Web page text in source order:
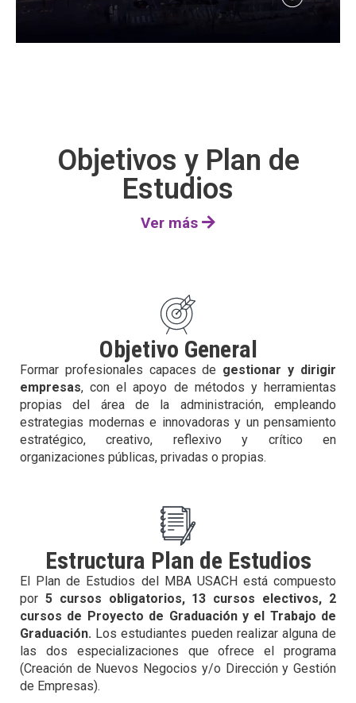
Objetivos y Plan de
Estudios
Ver más
Objetivo General
Formar profesionales capaces de gestionar y dirigir
empresas, con el apoyo de métodos y herramientas
propias del área de la administración, empleando
estrategias modernas e innovadoras y un pensamiento
estratégico, creativo, reflexivo y crítico en
organizaciones públicas, privadas o propias.
Estructura Plan de Estudios
El Plan de Estudios del MBA USACH está compuesto
por 5 cursos obligatorios, 13 cursos electivos, 2
cursos de Proyecto de Graduación y el Trabajo de
Graduación. Los estudiantes pueden realizar alguna de
las dos especializaciones que ofrece el programa
(Creación de Nuevos Negocios y/o Dirección y Gestión
de Empresas).